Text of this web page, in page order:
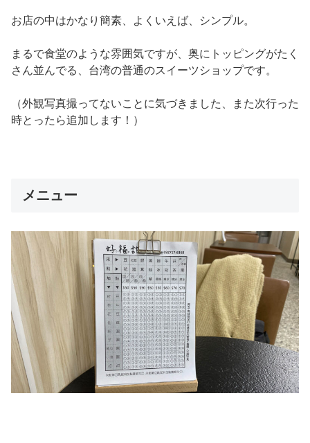
お店の中はかなり簡素、よくいえば、シンプル。
まるで食堂のような雰囲気ですが、奥にトッピングがたく
さん並んでる、台湾の普通のスイーツショップです。
（外観写真撮ってないことに気づきました、また次行った
時とったら追加します！）
メニュー